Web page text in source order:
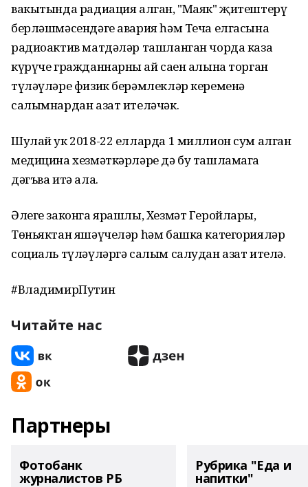
вакытында радиация алган, "Маяк" җитештерү
берләшмәсендәге авария һәм Теча елгасына
радиоактив матдәләр ташланган чорда каза
күрүче гражданнарның ай саен алына торган
түләүләре физик берәмлекләр кеременә
салымнардан азат ителәчәк.
Шулай ук 2018-22 елларда 1 миллион сум алган
медицина хезмәткәрләре дә бу ташламага
дәгъва итә ала.
Әлеге законга ярашлы, Хезмәт Геройлары,
Төньяктан яшәүчеләр һәм башка категорияләр
социаль түләүләргә салым салудан азат ителә.
#ВладимирПутин
Читайте нас
Партнеры
Фотобанк
журналистов РБ
Рубрика "Еда и
напитки"